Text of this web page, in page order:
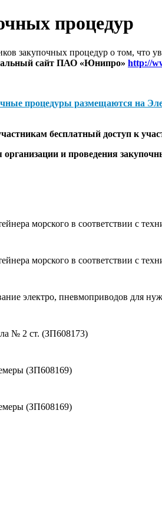
процедур
закупочных процедур о том,
сайт ПАО «Юнипро» http://
процедуры размещаются на
бесплатный доступ к
организации и проведения
морского в соответствии с
морского в соответствии с
электро, пневмоприводов
№ 2 ст. (ЗП608173)
(ЗП608169)
(ЗП608169)